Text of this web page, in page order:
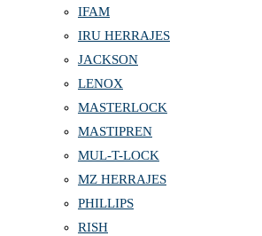
IFAM
IRU HERRAJES
JACKSON
LENOX
MASTERLOCK
MASTIPREN
MUL-T-LOCK
MZ HERRAJES
PHILLIPS
RISH